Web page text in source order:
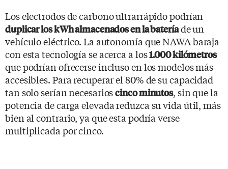
Los electrodos de carbono ultrarrápido podrían
duplicar los kWh almacenados en la bateríade un
vehículo eléctrico. La autonomía que NAWA baraja
con esta tecnología se acerca a los1.000 kilómetros
que podrían ofrecerse incluso en los modelos más
accesibles. Para recuperar el 80% de su capacidad
tan solo serían necesarioscinco minutos, sin que la
potencia de carga elevada reduzca su vida útil, más
bien al contrario, ya que esta podría verse
multiplicada por cinco.